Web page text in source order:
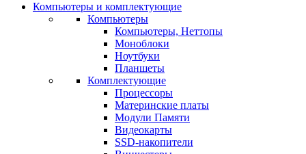
Компьютеры и комплектующие
Компьютеры
Компьютеры, Неттопы
Моноблоки
Ноутбуки
Планшеты
Комплектующие
Процессоры
Материнские платы
Модули Памяти
Видеокарты
SSD-накопители